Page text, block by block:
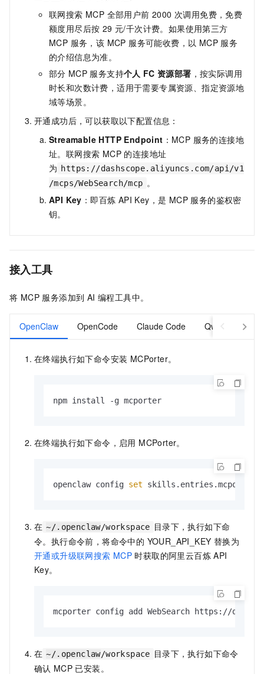
联网搜索 MCP 全部用户前 2000 次调用免费，免费
额度用尽后按 29 元/千次计费。如果使用第三方
MCP 服务，该 MCP 服务可能收费，以 MCP 服务
的介绍信息为准。
部分 MCP 服务支持个人 FC 资源部署 ，按实际调用
时长和次数计费，适用于需要专属资源、指定资源地
域等场景。
开通成功后，可以获取以下配置信息：
Streamable HTTP Endpoint ：MCP 服务的连接地
址。联网搜索 MCP 的连接地址
为 https://dashscope.aliyuncs.com/api/v1
/mcps/WebSearch/mcp 。
API Key ：即百炼 API Key，是 MCP 服务的鉴权密
钥。
接入工具
将 MCP 服务添加到 AI 编程工具中。
OpenClaw OpenCode Claude Code Qwen Code
在终端执行如下命令安装 MCPorter。
npm install -g mcporter
在终端执行如下命令，启用 MCPorter。
openclaw config set
在 ~/.openclaw/workspace 目录下，执行如下命
令。执行命令前，将命令中的 YOUR_API_KEY 替换为
开通或升级联网搜索 MCP 时获取的阿里云百炼 API
Key。
mcporter config add WebSearch https://
在 ~/.openclaw/workspace 目录下，执行如下命令
确认 MCP 已安装。